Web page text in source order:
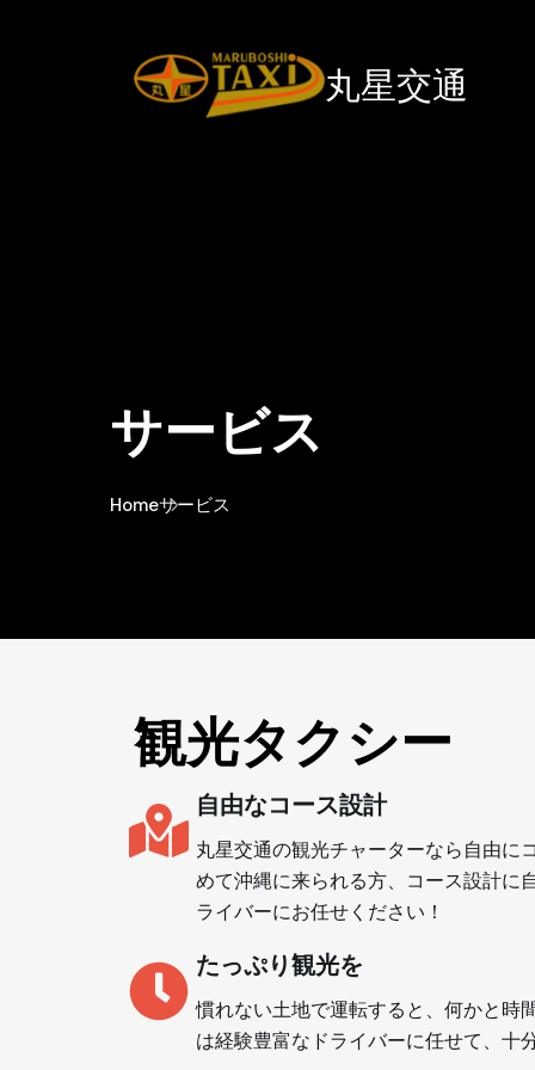
丸星交通
サービス
Homeサービス
観光タクシー
自由なコース設計
丸星交通の観光チャーターなら自由に
めて沖縄に来られる方、コース設計に
ライバーにお任せください！
たっぷり観光を
慣れない土地で運転すると、何かと時
は経験豊富なドライバーに任せて、十